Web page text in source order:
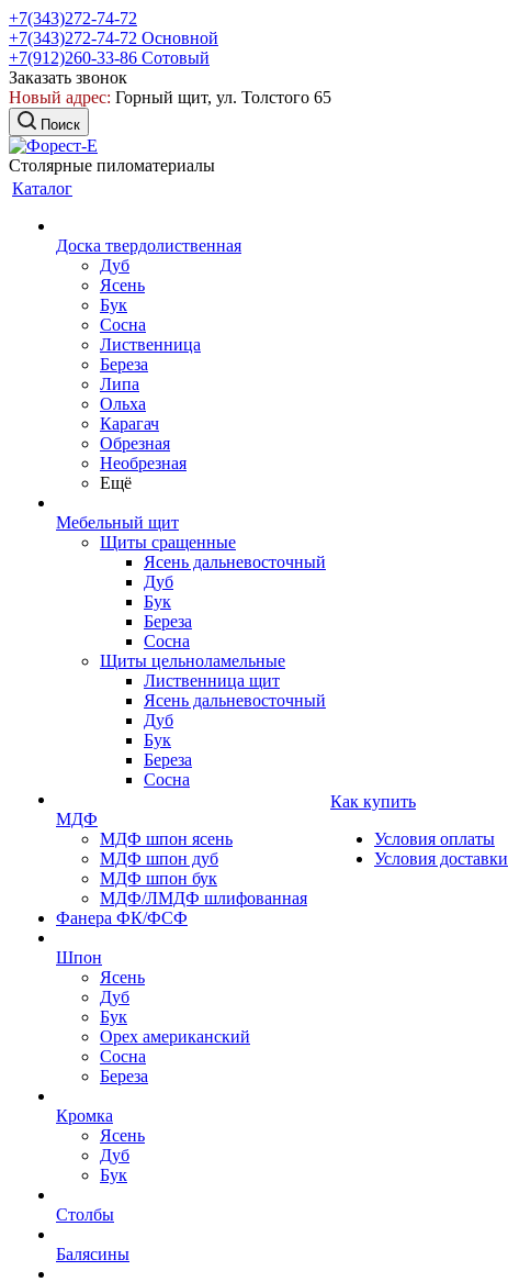
+7(343)272-74-72
+7(343)272-74-72 Основной
+7(912)260-33-86 Сотовый
Заказать звонок
Новый адрес: Горный щит, ул. Толстого 65
Поиск
Столярные пиломатериалы
Каталог
Доска твердолиственная
Дуб
Ясень
Бук
Сосна
Лиственница
Береза
Липа
Ольха
Карагач
Обрезная
Необрезная
Ещё
Мебельный щит
Щиты сращенные
Ясень дальневосточный
Дуб
Бук
Береза
Сосна
Щиты цельноламельные
Лиственница щит
Ясень дальневосточный
Дуб
Бук
Береза
Сосна
МДФ
МДФ шпон ясень
МДФ шпон дуб
МДФ шпон бук
МДФ/ЛМДФ шлифованная
Фанера ФК/ФСФ
Шпон
Ясень
Дуб
Бук
Орех американский
Сосна
Береза
Кромка
Ясень
Дуб
Бук
Столбы
Балясины
Как купить
Условия оплаты
Условия доставки